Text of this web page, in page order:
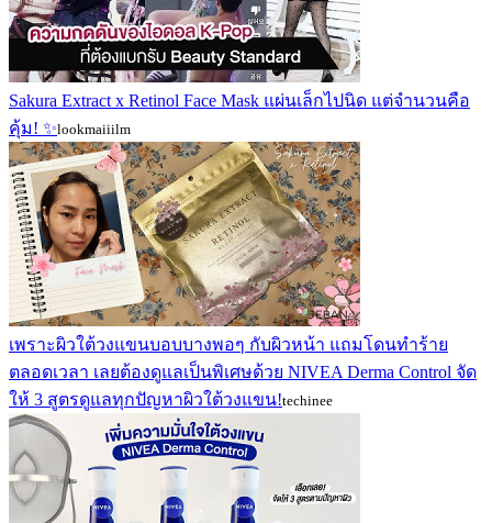
Sakura Extract x Retinol Face Mask แผ่นเล็กไปนิด แต่จำนวนคือ
คุ้ม! ✨lookmaiiilm
เพราะผิวใต้วงแขนบอบบางพอๆ กับผิวหน้า แถมโดนทำร้าย
ตลอดเวลา เลยต้องดูแลเป็นพิเศษด้วย NIVEA Derma Control จัด
ให้ 3 สูตรดูแลทุกปัญหาผิวใต้วงแขน!techinee